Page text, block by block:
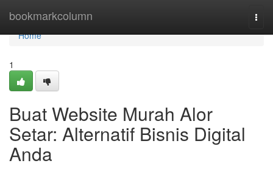
bookmarkcolumn
Home
Home
1
Buat Website Murah Alor
Setar: Alternatif Bisnis Digital
Anda